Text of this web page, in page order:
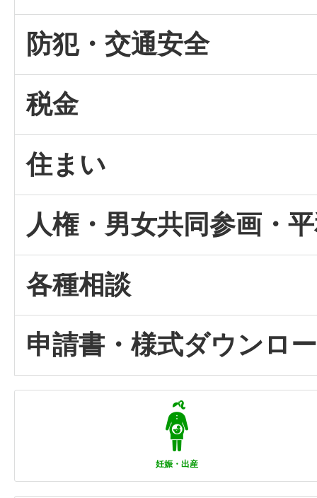
防犯・交通安全
税金
住まい
人権・男女共同参画・
各種相談
申請書・様式ダウンロ
妊娠・出産